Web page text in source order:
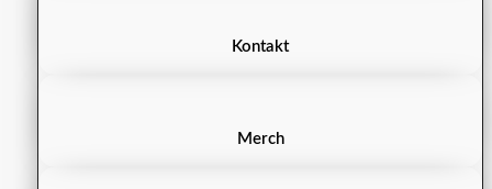
Kontakt
Merch